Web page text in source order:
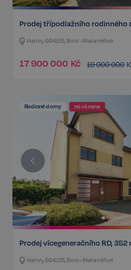
Prodej třípodlažního rodinného
Hamry 984/25, Brno - Maloměřice
17 900 000 Kč 19 000 000
Rodinné domy nová cena
Prodej vícegeneračního RD, 352
Hamry 984/25, Brno - Maloměřice